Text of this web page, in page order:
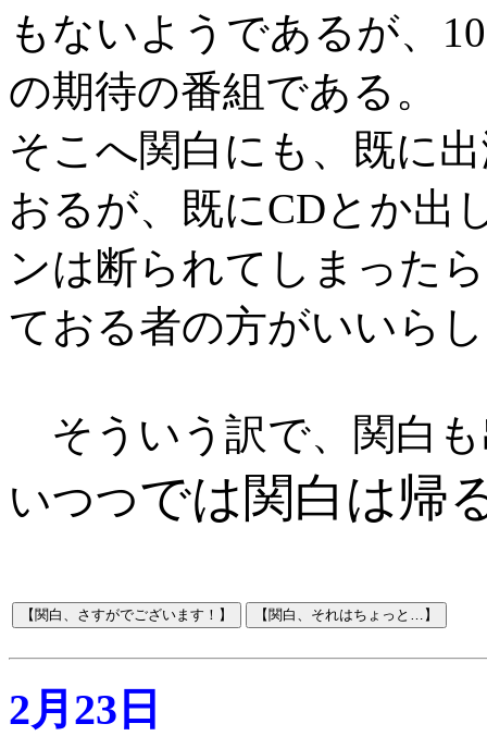
もないようであるが、
の期待の番組である。
そこへ関白にも、既に
おるが、既にCDとか出
ンは断られてしまった
ておる者の方がいいら
そういう訳で、関白
いつつでは関白は帰
2月23日